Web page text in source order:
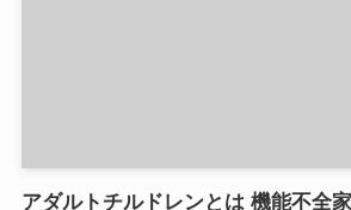
アダルトチルドレンとは 機能不全